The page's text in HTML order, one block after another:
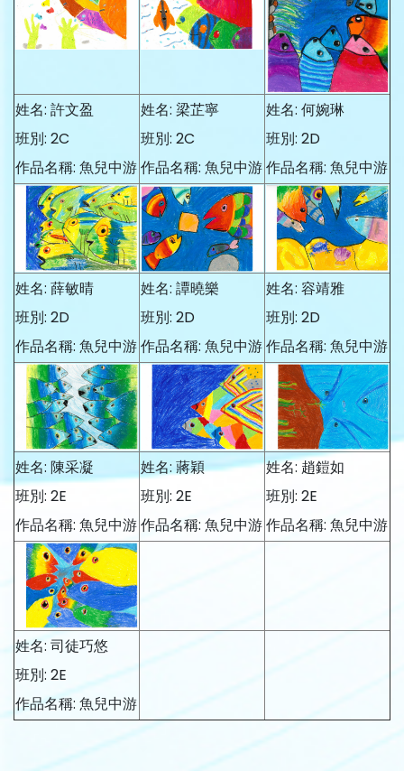
姓名: 許文盈
班別: 2C
作品名稱: 魚兒中游
姓名: 梁芷寧
班別: 2C
作品名稱: 魚兒中游
姓名: 何婉琳
班別: 2D
作品名稱: 魚兒中游
姓名: 薛敏晴
班別: 2D
作品名稱: 魚兒中游
姓名: 譚曉樂
班別: 2D
作品名稱: 魚兒中游
姓名: 容靖雅
班別: 2D
作品名稱: 魚兒中游
姓名: 陳采凝
班別: 2E
作品名稱: 魚兒中游
姓名: 蔣穎
班別: 2E
作品名稱: 魚兒中游
姓名: 趙鎧如
班別: 2E
作品名稱: 魚兒中游
姓名: 司徒巧悠
班別: 2E
作品名稱: 魚兒中游